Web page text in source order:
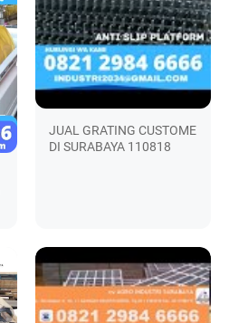
JUAL GRATING CUSTOME
DI SURABAYA 110818